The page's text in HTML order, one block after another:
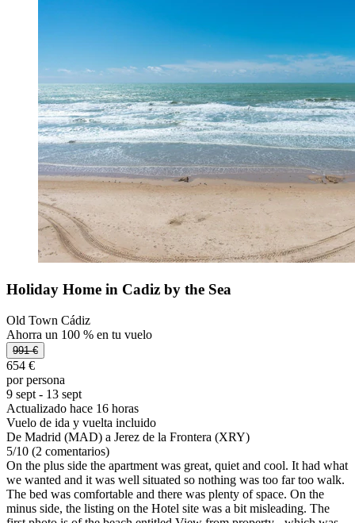
Holiday Home in Cadiz by the Sea
Old Town Cádiz
Ahorra un 100 % en tu vuelo
991 €
654 €
por persona
9 sept - 13 sept
Actualizado hace 16 horas
Vuelo de ida y vuelta incluido
De Madrid (MAD) a Jerez de la Frontera (XRY)
5/10 (2 comentarios)
On the plus side the apartment was great, quiet and cool. It had what
we wanted and it was well situated so nothing was too far too walk.
The bed was comfortable and there was plenty of space. On the
minus side, the listing on the Hotel site was a bit misleading. The